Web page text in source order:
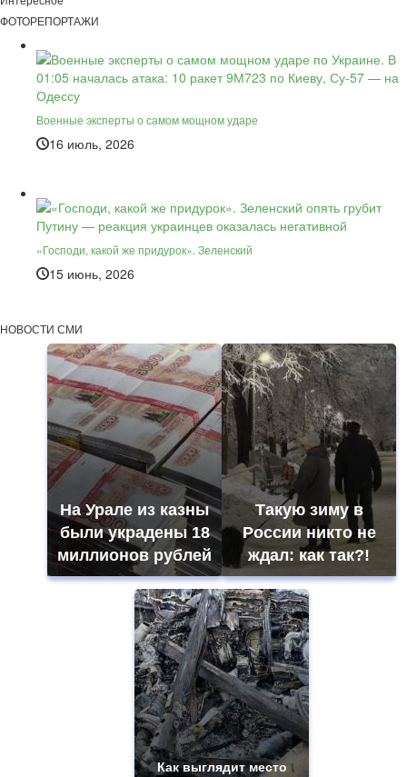
ФОТОРЕПОРТАЖИ
Военные эксперты о самом мощном ударе
16 июль, 2026
«Господи, какой же придурок». Зеленский
15 июнь, 2026
НОВОСТИ СМИ
На Урале из казны
были украдены 18
миллионов рублей
Такую зиму в
России никто не
ждал: как так?!
Как выглядит место